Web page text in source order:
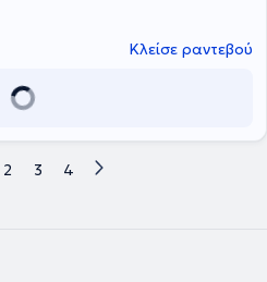
Κλείσε ραντεβού
2 3 4